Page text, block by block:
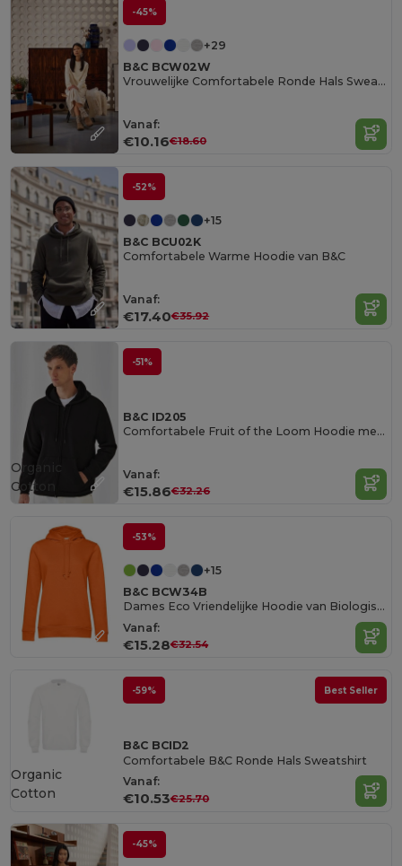
-45%
+29
B&C BCW02W
Vrouwelijke Comfortabele Ronde Hals Sweatshirt
Vanaf:
€10.16€18.60
-52%
+15
B&C BCU02K
Comfortabele Warme Hoodie van B&C
Vanaf:
€17.40€35.92
-51%
B&C ID205
Comfortabele Fruit of the Loom Hoodie met Rits
Vanaf:
€15.86€32.26
Organic
Cotton
-53%
+15
B&C BCW34B
Dames Eco Vriendelijke Hoodie van Biologisch Katoen
Vanaf:
€15.28€32.54
-59% Best Seller
B&C BCID2
Comfortabele B&C Ronde Hals Sweatshirt
Vanaf:
€10.53€25.70
Organic
Cotton
-45%